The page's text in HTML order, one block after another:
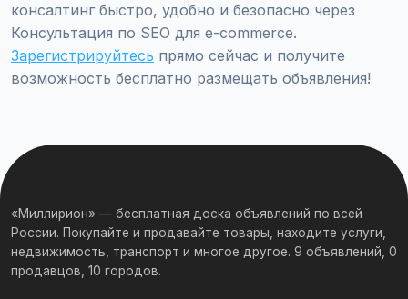
консалтинг быстро, удобно и безопасно через
Консультация по SEO для e-commerce.
Зарегистрируйтесь прямо сейчас и получите
возможность бесплатно размещать объявления!
«Миллирион» — бесплатная доска объявлений по всей
России. Покупайте и продавайте товары, находите услуги,
недвижимость, транспорт и многое другое. 9 объявлений, 0
продавцов, 10 городов.